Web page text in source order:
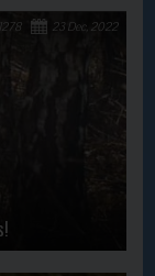
23 Dec, 2022
1278